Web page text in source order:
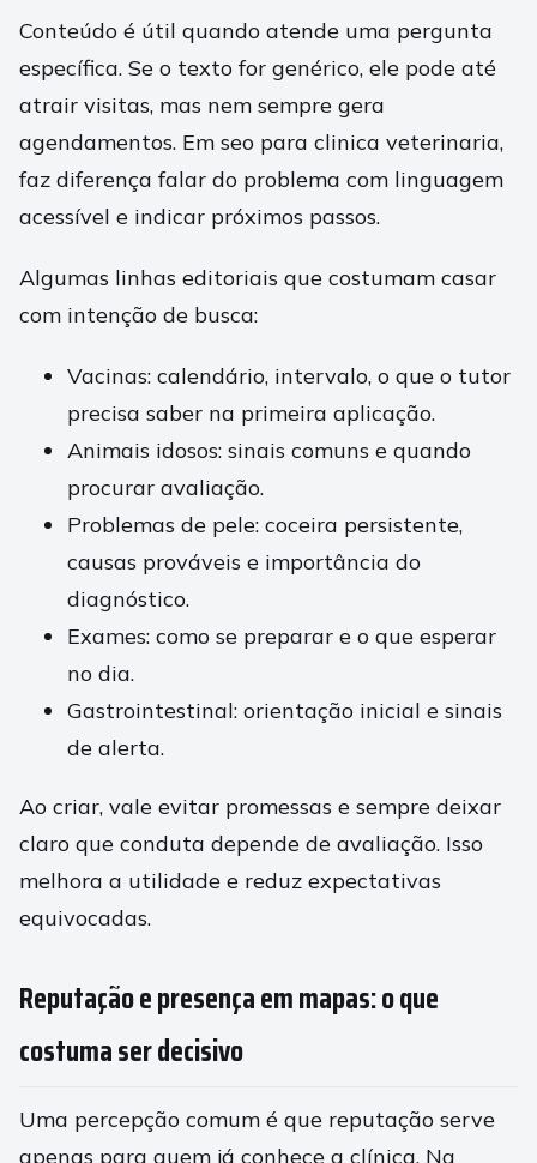
Conteúdo é útil quando atende uma pergunta
específica. Se o texto for genérico, ele pode até
atrair visitas, mas nem sempre gera
agendamentos. Em seo para clinica veterinaria,
faz diferença falar do problema com linguagem
acessível e indicar próximos passos.
Algumas linhas editoriais que costumam casar
com intenção de busca:
Vacinas: calendário, intervalo, o que o tutor
precisa saber na primeira aplicação.
Animais idosos: sinais comuns e quando
procurar avaliação.
Problemas de pele: coceira persistente,
causas prováveis e importância do
diagnóstico.
Exames: como se preparar e o que esperar
no dia.
Gastrointestinal: orientação inicial e sinais
de alerta.
Ao criar, vale evitar promessas e sempre deixar
claro que conduta depende de avaliação. Isso
melhora a utilidade e reduz expectativas
equivocadas.
Reputação e presença em mapas: o que
costuma ser decisivo
Uma percepção comum é que reputação serve
apenas para quem já conhece a clínica. Na